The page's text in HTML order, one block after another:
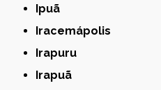
Ipuã
Iracemápolis
Irapuru
Irapuã